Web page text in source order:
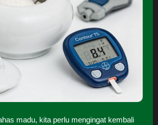
madu, kita perlu mengingat kembali